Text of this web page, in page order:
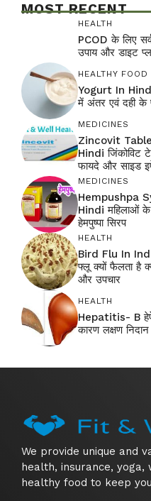
MOST RECENT
HEALTH
PCOD के लिए
उपाय और डाइट
HEALTHY FOOD
Yogurt In Hindi
में अंतर एवं दही के
MEDICINES
Zincovit
Hindi जिंकोविट
फायदे और साइड
MEDICINES
Hempushpa
Hindi महिलाओं के
हेमपुष्पा सिरप
HEALTH
Bird Flu In
फ्लू क्यों फैलता है
और उपचार
HEALTH
Hepatitis- B
कारण लक्षण
We provide unique and
health, insurance, yoga,
healthy food to keep